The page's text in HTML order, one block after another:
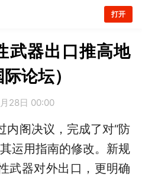
打开
武器出口推高地
论坛）
28日 00:00
阁决议，完成了对“防
运用指南的修改。新规
武器对外出口，更明确